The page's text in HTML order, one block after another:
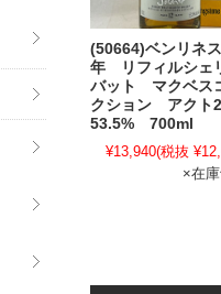
(50664)ベンリネ
年 リフィルシェ
バット マクベス
クション アク
53.5% 700ml
¥13,940(税抜
×在